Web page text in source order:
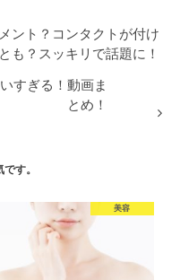
ント？コンタクトが付け
も？スッキリで話題に！
すぎる！動画ま
とめ！
す。
美容